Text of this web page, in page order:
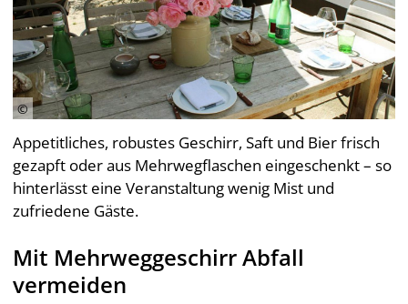
Appetitliches, robustes Geschirr, Saft und Bier frisch
gezapft oder aus Mehrwegflaschen eingeschenkt – so
hinterlässt eine Veranstaltung wenig Mist und
zufriedene Gäste.
Mit Mehrweggeschirr Abfall
vermeiden